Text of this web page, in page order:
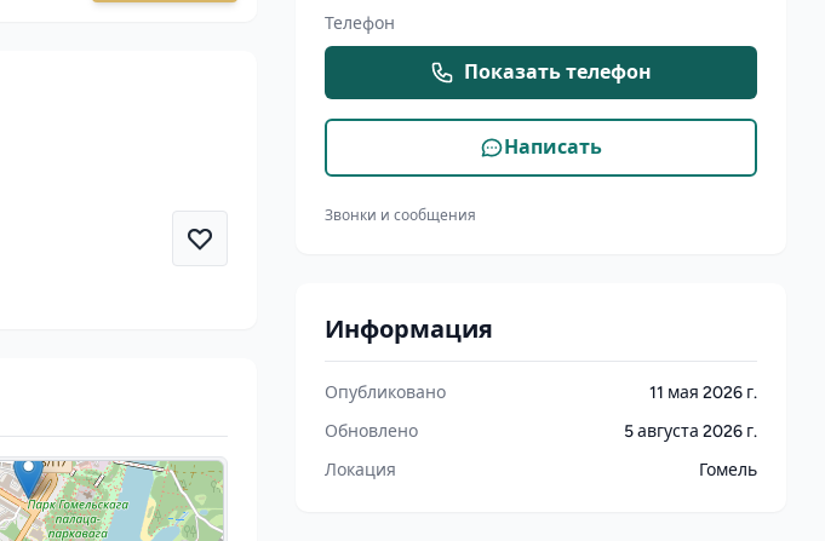
Телефон
Показать телефон
Написать
Звонки и сообщения
Информация
Опубликовано
11 мая 2026 г.
Обновлено
5 августа 2026 г.
Локация
Гомель